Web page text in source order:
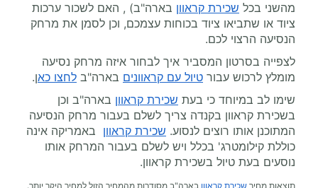
מהשני בכל שכירת קראוון בארה"ב) , האם לשכור ערכות
ציוד או שתביאו ציוד בכוחות עצמכם, וכן לסמן את מרחק
הנסיעה הרצוי לכם.
לצפייה בסרטון המסביר איך לבחור איזה מרחק נסיעה
מומלץ לרכוש עבור טיול עם קראוונים בארה"ב לחצו כאן.
שימו לב במיוחד כי בעת שכירת קראוון בארה"ב וכן
בשכירת קראוון בקנדה צריך לשלם בעבור מרחק הנסיעה
המתוכנן אותו רוצים לנסוע. שכירת קראוון באמריקה אינה
כוללת קילומטרג' בכלל ויש לשלם בעבור המרחק אותו
נוסעים בעת טיול בשכירת קראוון.
תוצאות מחיר שכירת קראוון בארה"ב מסודרות מהמחיר הזול למחיר היקר יותר.